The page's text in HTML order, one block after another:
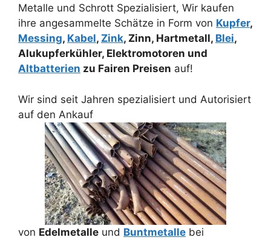
Metalle und Schrott Spezialisiert, Wir kaufen
ihre angesammelte Schätze in Form von Kupfer,
Messing, Kabel, Zink, Zinn, Hartmetall, Blei,
Alukupferkühler, Elektromotoren und
Altbatterien zu Fairen Preisen auf!
Wir sind seit Jahren spezialisiert und Autorisiert
auf den Ankauf
von Edelmetalle und Buntmetalle bei